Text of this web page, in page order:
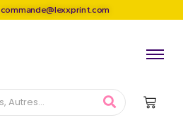
commande@lexxprint.com